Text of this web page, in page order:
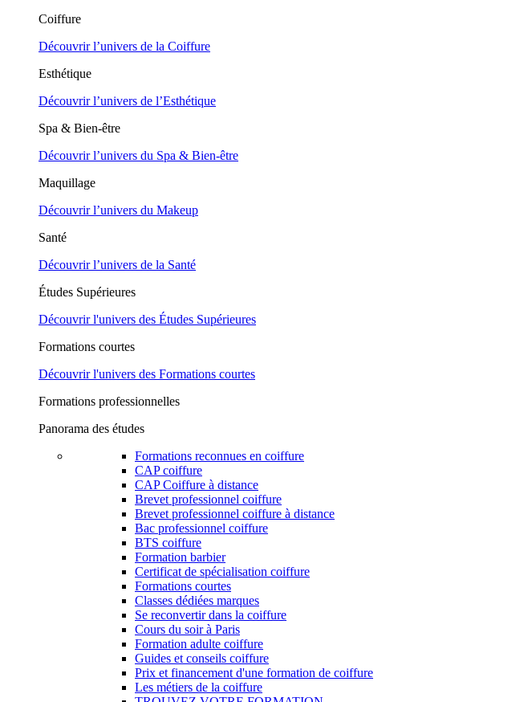
Coiffure
Découvrir l’univers de la Coiffure
Esthétique
Découvrir l’univers de l’Esthétique
Spa & Bien-être
Découvrir l’univers du Spa & Bien-être
Maquillage
Découvrir l’univers du Makeup
Santé
Découvrir l’univers de la Santé
Études Supérieures
Découvrir l'univers des Études Supérieures
Formations courtes
Découvrir l'univers des Formations courtes
Formations professionnelles
Panorama des études
Formations reconnues en coiffure
CAP coiffure
CAP Coiffure à distance
Brevet professionnel coiffure
Brevet professionnel coiffure à distance
Bac professionnel coiffure
BTS coiffure
Formation barbier
Certificat de spécialisation coiffure
Formations courtes
Classes dédiées marques
Se reconvertir dans la coiffure
Cours du soir à Paris
Formation adulte coiffure
Guides et conseils coiffure
Prix et financement d'une formation de coiffure
Les métiers de la coiffure